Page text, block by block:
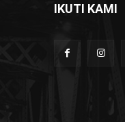
IKUTI KAMI